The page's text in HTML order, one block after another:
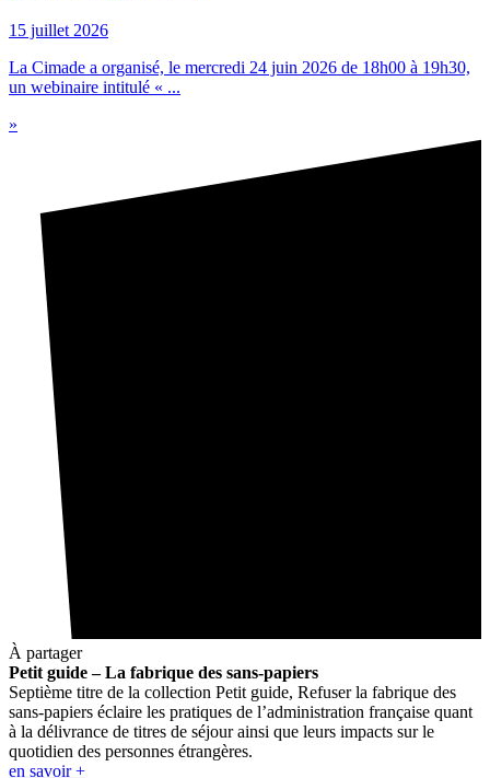
15 juillet 2026
La Cimade a organisé, le mercredi 24 juin 2026 de 18h00 à 19h30,
un webinaire intitulé « ...
»
À partager
Petit guide – La fabrique des sans-papiers
Septième titre de la collection Petit guide, Refuser la fabrique des
sans-papiers éclaire les pratiques de l’administration française quant
à la délivrance de titres de séjour ainsi que leurs impacts sur le
quotidien des personnes étrangères.
en savoir +